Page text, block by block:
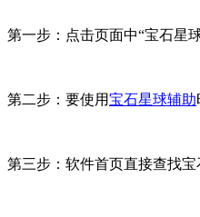
第一步：点击页面中“宝石星
第二步：要使用宝石星球辅助
第三步：软件首页直接查找